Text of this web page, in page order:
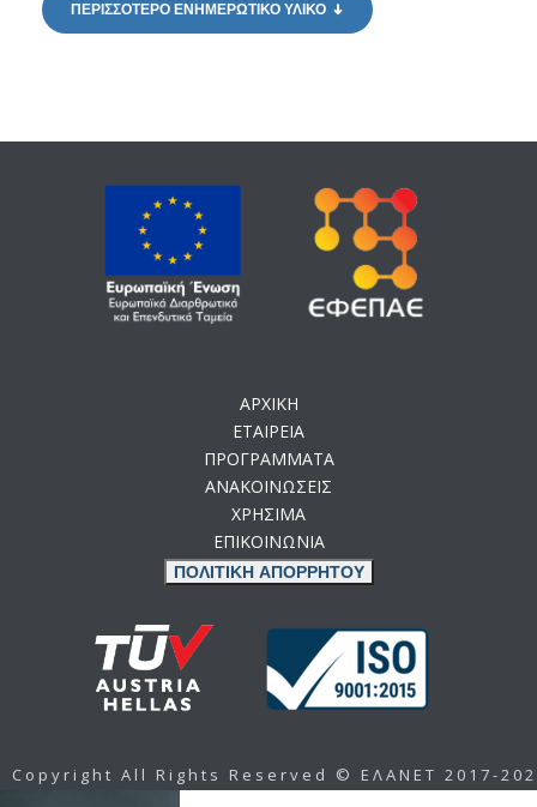
ΠΕΡΙΣΣΟΤΕΡΟ ΕΝΗΜΕΡΩΤΙΚΟ ΥΛΙΚΟ
ΑΡΧΙΚΗ
ΕΤΑΙΡΕΙΑ
ΠΡΟΓΡΑΜΜΑΤΑ
ΑΝΑΚΟΙΝΩΣΕΙΣ
ΧΡΗΣΙΜΑ
ΕΠΙΚΟΙΝΩΝΙΑ
ΠΟΛΙΤΙΚΗ ΑΠΟΡΡΗΤΟΥ
Copyright All Rights Reserved © ΕΛΑΝΕΤ 2017-